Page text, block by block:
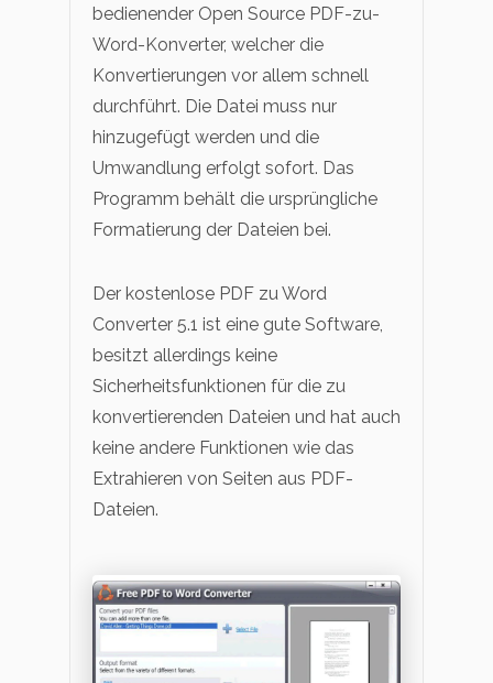
bedienender Open Source PDF-zu-
Word-Konverter, welcher die
Konvertierungen vor allem schnell
durchführt. Die Datei muss nur
hinzugefügt werden und die
Umwandlung erfolgt sofort. Das
Programm behält die ursprüngliche
Formatierung der Dateien bei.
Der kostenlose PDF zu Word
Converter 5.1 ist eine gute Software,
besitzt allerdings keine
Sicherheitsfunktionen für die zu
konvertierenden Dateien und hat auch
keine andere Funktionen wie das
Extrahieren von Seiten aus PDF-
Dateien.